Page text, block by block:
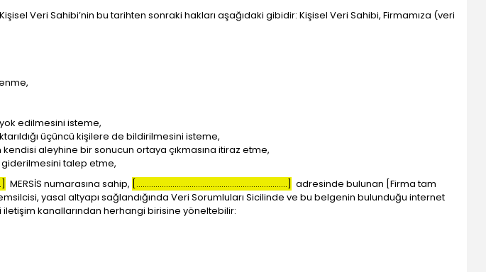
Veri Sahibi’nin bu tarihten sonraki hakları aşağıdaki gibidir: Kişisel Veri Sahibi, Firmamıza (veri
edilmesini isteme,
üçüncü kişilere de bildirilmesini isteme,
aleyhine bir sonucun ortaya çıkmasına itiraz etme,
giderilmesini talep etme,
MERSİS numarasına sahip, [.......................................................................] adresinde bulunan [Firma tam
yasal altyapı sağlandığında Veri Sorumluları Sicilinde ve bu belgenin bulunduğu internet
kanallarından herhangi birisine yöneltebilir: